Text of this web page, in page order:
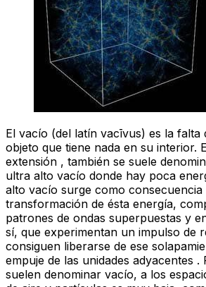
El vacío (del latín vacīvus) es la falta
objeto que tiene nada en su interior.
extensión , también se suele
ultra alto vacío donde hay poca
alto vacío surge como consecuencia
transformación de ésta energía,
patrones de ondas superpuestas y
sí, que experimentan un impulso de
consiguen liberarse de ese
empuje de las unidades adyacentes .
suelen denominar vacío, a los